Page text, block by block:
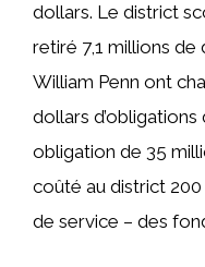
dollars. Le district
retiré 7,1 millions
William Penn ont
dollars d’obligations
obligation de 35
coûté au district
de service – des